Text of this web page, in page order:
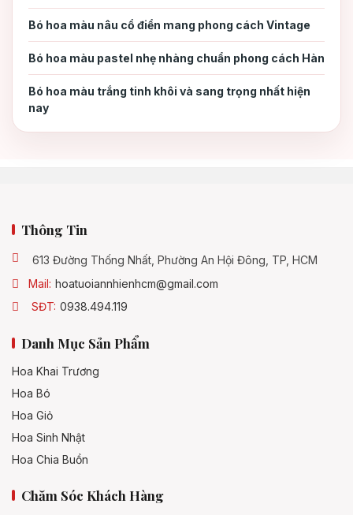
Bó hoa màu nâu cổ điển mang phong cách Vintage
Bó hoa màu pastel nhẹ nhàng chuẩn phong cách Hàn
Bó hoa màu trắng tinh khôi và sang trọng nhất hiện
nay
Thông Tin
613 Đường Thống Nhất, Phường An Hội Đông, TP, HCM
Mail: hoatuoiannhienhcm@gmail.com
SĐT: 0938.494.119
Danh Mục Sản Phẩm
Hoa Khai Trương
Hoa Bó
Hoa Giỏ
Hoa Sinh Nhật
Hoa Chia Buồn
Chăm Sóc Khách Hàng